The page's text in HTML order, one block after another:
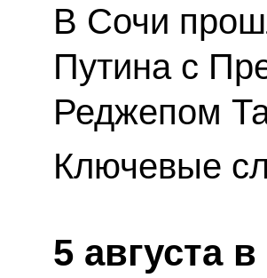
В Сочи
Путина с
Реджепом
Ключевые
5 августа